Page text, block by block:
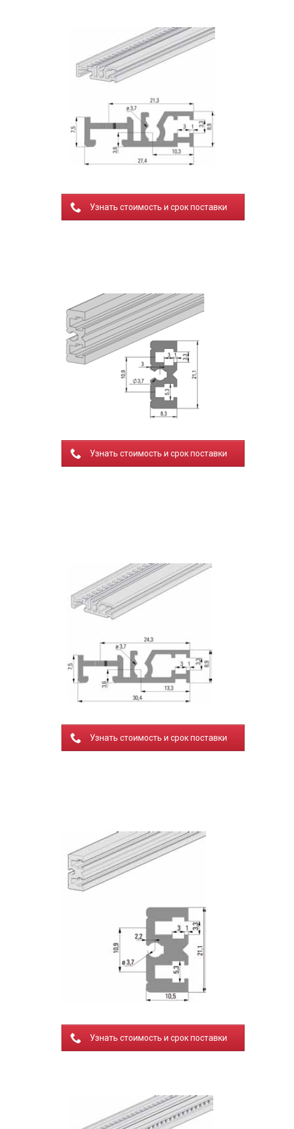
Узнать стоимость и срок поставки
Узнать стоимость и срок поставки
Узнать стоимость и срок поставки
Узнать стоимость и срок поставки